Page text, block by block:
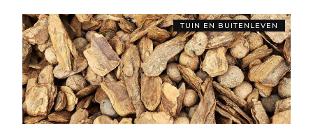
TUIN EN BUITENLEVEN